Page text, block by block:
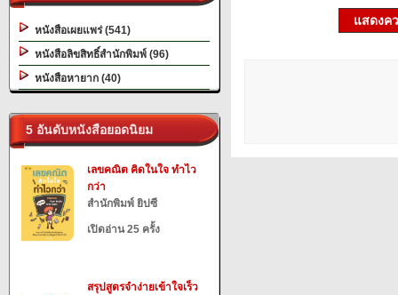
หนังสือเผยแพร่ (541)
หนังสือลิขสิทธิ์สำนักพิมพ์ (96)
หนังสือหายาก (40)
5 อันดับหนังสือยอดนิยม
เลขคณิต คิดในใจ ทำไว
กว่า
สำนักพิมพ์ ยิปซี
เปิดอ่าน 25 ครั้ง
สรุปสูตรจำง่ายเข้าใจเร็ว
แสดงค